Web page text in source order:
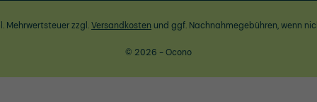
Mehrwertsteuer zzgl.Versandkosten und ggf. Nachnahmegebühren, wenn
© 2026 - Ocono